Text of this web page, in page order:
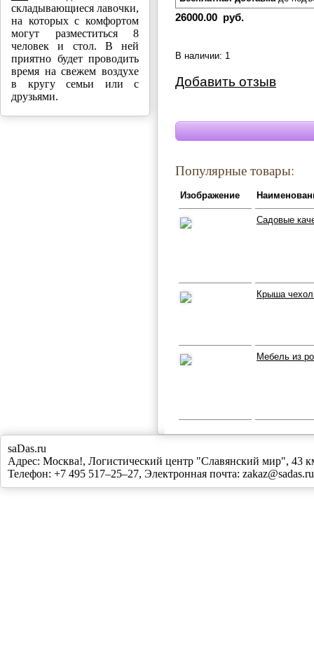
складывающиеся лавочки,
на которых с комфортом
могут разместиться 8
человек и стол. В ней
приятно будет проводить
время на свежем воздухе
в кругу семьи или с
друзьями.
26000.00 руб.
В наличии: 1
Добавить отзыв
Популярные товары:
Изображение
Садовые
Крыша
Мебель из
saDas.ru
Адрес: Москва!, Логистический центр "Славянский мир",
Телефон: +7 495 517–25–27, Электронная почта: zakaz@sadas.ru